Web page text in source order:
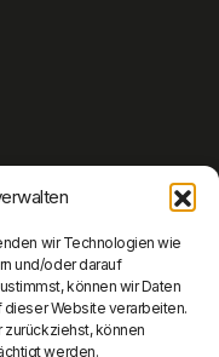
wir Technologien wie
und/oder darauf
können wir Daten
Website verarbeiten.
können
werden.